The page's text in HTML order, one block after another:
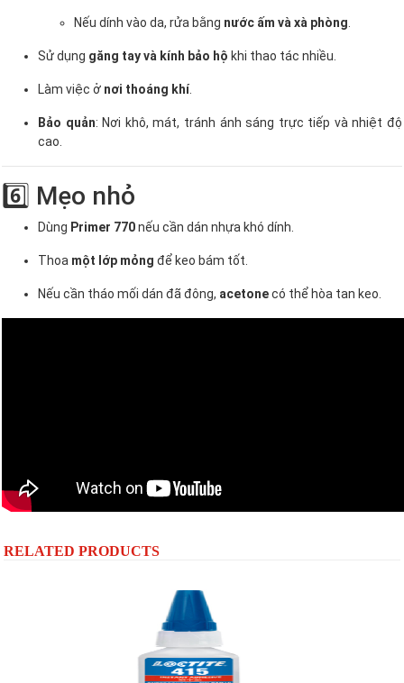
Nếu dính vào da, rửa bằng nước ấm và xà phòng
Sử dụng găng tay và kính bảo hộ khi thao tác nhiều.
Làm việc ở nơi thoáng khí.
Bảo quản: Nơi khô, mát, tránh ánh sáng trực tiếp và nhiệt độ
cao.
6️⃣ Mẹo nhỏ
Dùng Primer 770nếu cần dán nhựa khó dính.
Thoa một lớp mỏng để keo bám tốt.
Nếu cần tháo mối dán đã đông, acetonecó thể hòa tan keo.
RELATED PRODUCTS